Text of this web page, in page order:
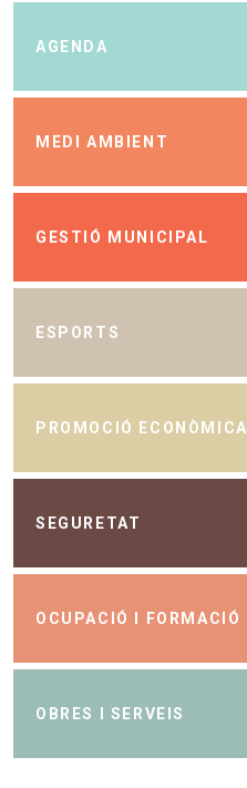
AGENDA
MEDI AMBIENT
GESTIÓ MUNICIPAL
ESPORTS
PROMOCIÓ ECONÒMICA
SEGURETAT
OCUPACIÓ I FORMACIÓ
OBRES I SERVEIS